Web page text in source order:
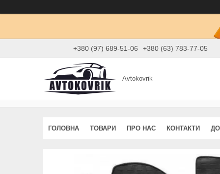
+380 (97) 689-51-06 +380 (63) 783-77-05
Avtokovrik
ГОЛОВНА ТОВАРИ ПРО НАС КОНТАКТИ